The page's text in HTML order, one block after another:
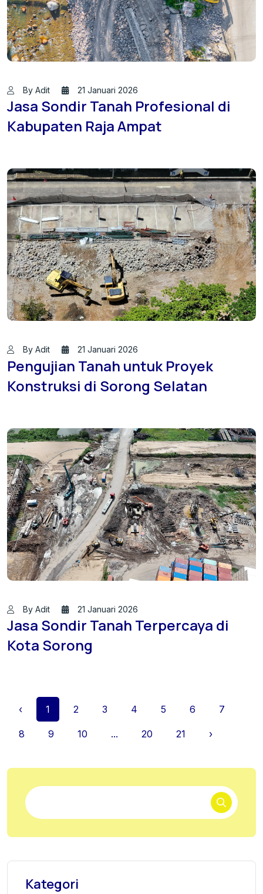
By Adit 21 Januari 2026
Jasa Sondir Tanah Profesional di
Kabupaten Raja Ampat
By Adit 21 Januari 2026
Pengujian Tanah untuk Proyek
Konstruksi di Sorong Selatan
By Adit 21 Januari 2026
Jasa Sondir Tanah Terpercaya di
Kota Sorong
‹ 1 2 3 4 5 6 7
8 9 10 ... 20 21 ›
Kategori